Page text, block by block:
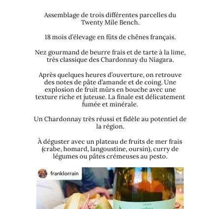
Assemblage de trois différentes parcelles du
Twenty Mile Bench.
18 mois d’élevage en fûts de chênes français.
Nez gourmand de beurre frais et de tarte à la lime,
très classique des Chardonnay du Niagara.
Après quelques heures d’ouverture, on retrouve
des notes de pâte d’amande et de coing. Une
explosion de fruit mûrs en bouche avec une
texture riche et juteuse. La finale est délicatement
fumée et minérale.
Un Chardonnay très réussi et fidèle au potentiel de
la région.
À déguster avec un plateau de fruits de mer frais
(crabe, homard, langoustine, oursin), curry de
légumes ou pâtes crémeuses au pesto.